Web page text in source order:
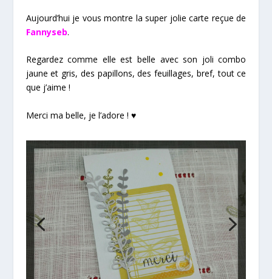
Aujourd’hui je vous montre la super jolie carte reçue de
Fannyseb.
Regardez comme elle est belle avec son joli combo
jaune et gris, des papillons, des feuillages, bref, tout ce
que j’aime !
Merci ma belle, je l’adore ! ♥